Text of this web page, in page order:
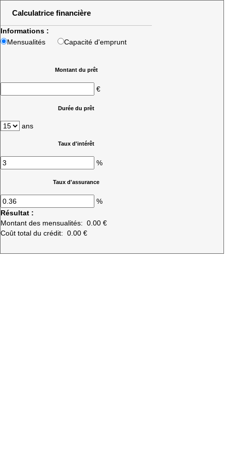
Calculatrice financière
Informations :
Mensualités
Capacité d'emprunt
Montant du prêt
€
Durée du prêt
ans
Taux d'intérêt
%
Taux d'assurance
%
Résultat :
Montant des mensualités: 0.00 €
Coût total du crédit: 0.00 €